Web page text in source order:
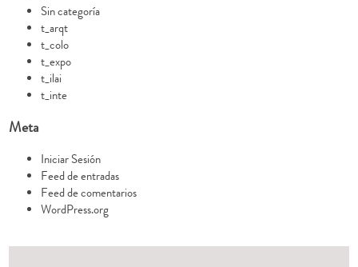
Sin categoría
t_arqt
t_colo
t_expo
t_ilai
t_inte
Meta
Iniciar Sesión
Feed de entradas
Feed de comentarios
WordPress.org